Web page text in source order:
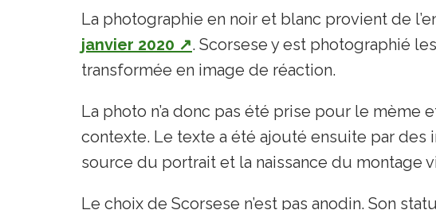
La photographie en noir et blanc provient de
janvier 2020 ↗. Scorsese y est photographié
transformée en image de réaction.
La photo n’a donc pas été prise pour le mème
contexte. Le texte a été ajouté ensuite par
source du portrait et la naissance du montage
Le choix de Scorsese n’est pas anodin. Son